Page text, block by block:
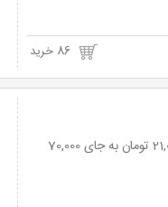
86 خرید
لیفت صورت با نخ کلاژن در مطب آقای دکتر تاجیک با 70% تخفیف و پرداخت تنها 21,000 تومان به جای 70,000